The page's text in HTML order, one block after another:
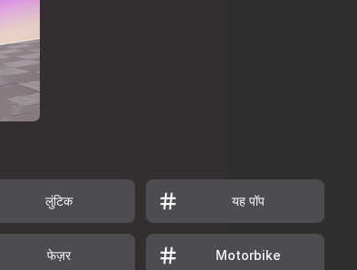
लुंटिक यह पॉप
फेज़र Motorbike